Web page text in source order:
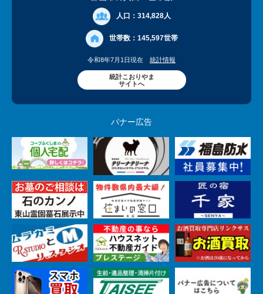
人口： 314,828人
世帯数： 145,597世帯
令和8年7月1日現在 統計情報
統計こおりやま
サイトへ
バナー広告